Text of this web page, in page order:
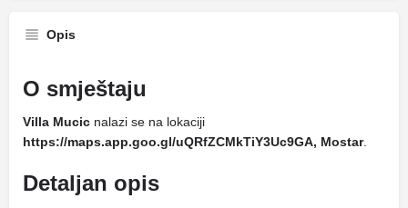
Opis
O smještaju
Villa Mucic nalazi se na lokaciji
https://maps.app.goo.gl/uQRfZCMkTiY3Uc9GA, Mostar.
Detaljan opis